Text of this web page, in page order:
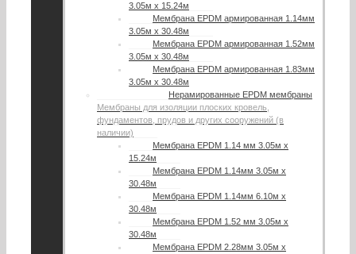
3.05м х 15.24м
Мембрана EPDM армированная 1.14мм
3.05м х 30.48м
Мембрана EPDM армированная 1.52мм
3.05м х 30.48м
Мембрана EPDM армированная 1.83мм
3.05м х 30.48м
Нерамированные EPDM мембраны
Мембраны для изоляции плоских кровель,
фундаментов, прудов и других сооружений (в
наличии)
Мембрана EPDM 1.14 мм 3.05м х
15.24м
Мембрана EPDM 1.14мм 3.05м х
30.48м
Мембрана EPDM 1.14мм 6.10м х
30.48м
Мембрана EPDM 1.52 мм 3.05м х
30.48м
Мембрана EPDM 2.28мм 3.05м х